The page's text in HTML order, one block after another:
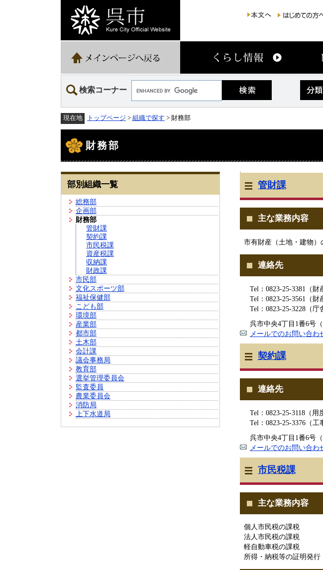
検索コーナー
カ
ス
ム
検
す
現在地 トップページ > 組織で探す > 財務部
財務部
部別組織一覧
総務部
企画部
財務部
管財課
契約課
市民税課
資産税課
収納課
財政課
市民部
文化スポーツ部
福祉保健部
こども部
環境部
産業部
都市部
土木部
会計課
議会事務局
教育部
選挙管理委員会
監査委員
農業委員会
消防局
上下水道局
管財課
主な業務内容
市有財産（土地・建物
連絡先
Tel：0823-25-3381（財
Tel：0823-25-3561（財
Tel：0823-25-3228（庁
呉市中央4丁目1番6号
メールでのお問い合わ
契約課
連絡先
Tel：0823-25-3118（用
Tel：0823-25-3376（工
呉市中央4丁目1番6号
メールでのお問い合わ
市民税課
主な業務内容
個人市民税の課税
法人市民税の課税
軽自動車税の課税
所得・納税等の証明発行